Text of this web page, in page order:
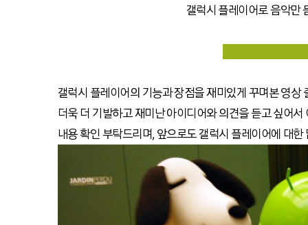
갤럭시 플레이어로 음악만
갤럭시 플레이어의 기능과 장점을 재미있게 꾸며본 영
더욱 더 기발하고 재미난 아이디어와 의견을 듣고 싶어
내용 확인 부탁드리며, 앞으로도 갤럭시 플레이어에 대